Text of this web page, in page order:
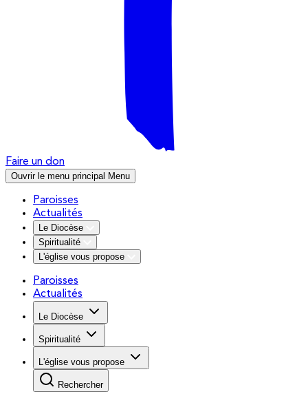
Faire un don
Ouvrir le menu principal Menu
Paroisses
Actualités
Le Diocèse
Spiritualité
L'église vous propose
Paroisses
Actualités
Le Diocèse
Spiritualité
L'église vous propose
Rechercher